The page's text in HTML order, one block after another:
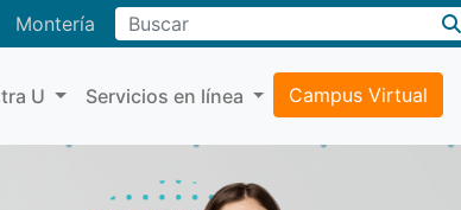
MonteríaBuscar
U Servicios en línea Campus Virtual